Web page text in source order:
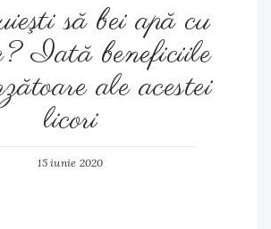
să bei apă cu
Iată beneficiile
ale acestei
licori
15 iunie 2020